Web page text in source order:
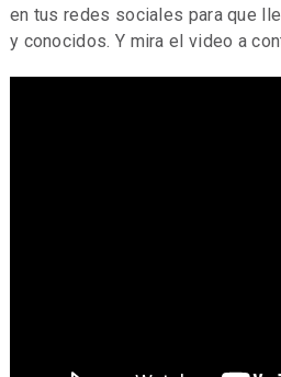
en tus redes sociales para que
y conocidos. Y mira el video a